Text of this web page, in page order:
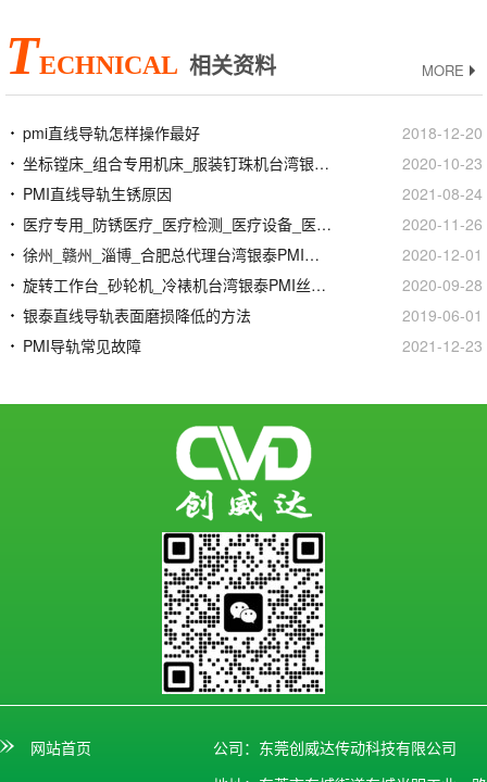
TECHNICAL 相关资料 MORE
pmi直线导轨怎样操作最好
2018-12-20
坐标镗床_组合专用机床_服装钉珠机台湾银泰PMI直线模组滑台
2020-10-23
PMI直线导轨生锈原因
2021-08-24
医疗专用_防锈医疗_医疗检测_医疗设备_医疗器械专用
2020-11-26
徐州_赣州_淄博_合肥总代理台湾银泰PMI滚珠丝杆
2020-12-01
旋转工作台_砂轮机_冷裱机台湾银泰PMI丝杆螺母
2020-09-28
银泰直线导轨表面磨损降低的方法
2019-06-01
PMI导轨常见故障
2021-12-23
网站首页
公司：东莞创威达传动科技有限公司